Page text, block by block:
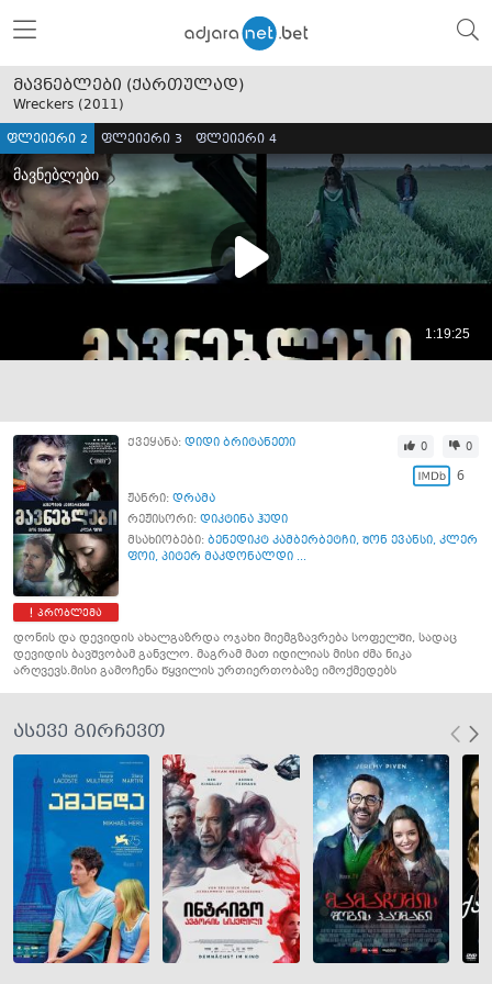
მავნებლები (ქართულად)
Wreckers (2011)
ფლეიერი 2 ფლეიერი 3 ფლეიერი 4
პრობლემა
ქვეყანა: დიდი ბრიტანეთი 0 0
6
ჟანრი: დრამა
რეჟისორი: დიკტინა ჰუდი
მსახიობები: ბენედიკტ კამბერბეტჩი, შონ ევანსი, კლერ
ფოი, პიტერ მაკდონალდი ...
დონის და დევიდის ახალგაზრდა ოჯახი მიემგზავრება სოფელში, სადაც
დევიდის ბავშვობამ განვლო. მაგრამ მათ იდილიას მისი ძმა ნიკა
არღვევს.მისი გამოჩენა წყვილის ურთიერთობაზე იმოქმედებს
ასევე გირჩევთ